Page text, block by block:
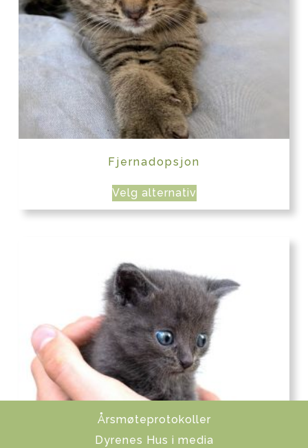
Fjernadopsjon
Velg alternativ
Årsmøteprotokoller
Dyrenes Hus i media